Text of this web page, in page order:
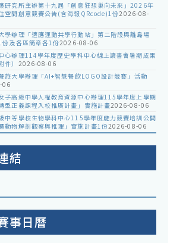
研究所主辦第十九屆「創意狂想巢向未來」2026年
空間創意競賽公告(含海報QRcode)1份2026-08-
學辦理「適應運動共學行動站」第二階段與離島場
份及各區簡章各1份2026-08-06
心辦理114學年度歷史學科中心線上讀書會暑期成果
件） 2026-08-06
旅大學辦理「AI+智慧餐飲LOGO設計競賽」活動
06
子高級中學人權教育資源中心辦理115學年度上學期
型正義課程入校推廣計畫」實施計畫2026-08-06
中等學校生物學科中心115學年度能力競賽培訓公開
動物解剖觀察與推理」實施計畫1份2026-08-06
結
事日曆